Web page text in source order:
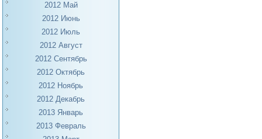
2012 Май
2012 Июнь
2012 Июль
2012 Август
2012 Сентябрь
2012 Октябрь
2012 Ноябрь
2012 Декабрь
2013 Январь
2013 Февраль